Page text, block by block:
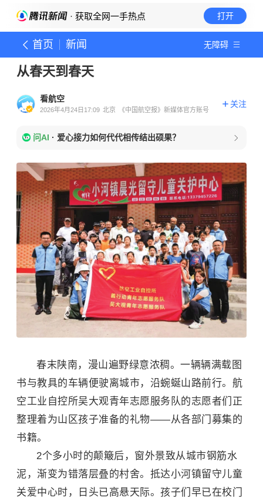
· 获取全网一手热点 打开
首页 新闻 无障碍
从春天到春天
看航空
2026年4月24日17:09 北京 《中国航空报》新媒体官方账号
关注
问AI · 爱心接力如何代代相传结出硕果？
春末陕南，漫山遍野绿意浓稠。一辆辆满载图
书与教具的车辆便驶离城市，沿蜿蜒山路前行。航
空工业自控所吴大观青年志愿服务队的志愿者们正
整理着为山区孩子准备的礼物——从各部门募集的
书籍。
2个多小时的颠簸后，窗外景致从城市钢筋水
泥，渐变为错落层叠的村舍。 抵达小河镇留守儿童
关爱中心时，日头已高悬天际。孩子们早已在校门